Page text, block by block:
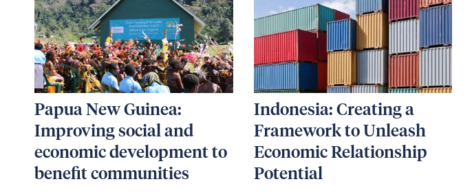
Papua New Guinea:
Improving social and
economic development to
benefit communities
Indonesia: Creating a
Framework to Unleash
Economic Relationship
Potential